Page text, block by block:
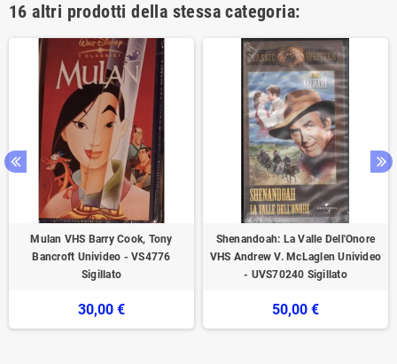
16 altri prodotti della stessa categoria:
Mulan VHS Barry Cook, Tony
Bancroft Univideo - VS4776
Sigillato
30,00 €
Shenandoah: La Valle Dell'Onore
VHS Andrew V. McLaglen Univideo
- UVS70240 Sigillato
50,00 €